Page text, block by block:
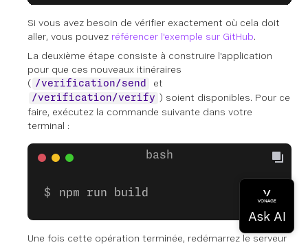
Si vous avez besoin de vérifier exactement où cela doit
aller, vous pouvez référencer l'exemple sur GitHub.
La deuxième étape consiste à construire l'application
pour que ces nouveaux itinéraires
( /verification/send et
/verification/verify ) soient disponibles. Pour ce
faire, exécutez la commande suivante dans votre
terminal :
npm run build
Une fois cette opération terminée, redémarrez le serveur